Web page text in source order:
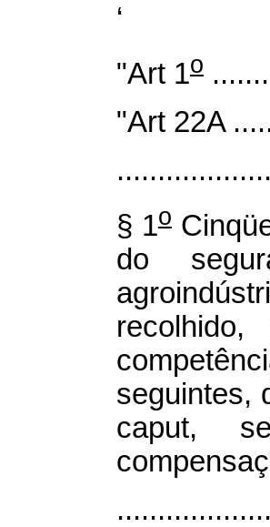
‘
"Art 1o
"Art 22A
§ 1o
do
seguintes,
caput,